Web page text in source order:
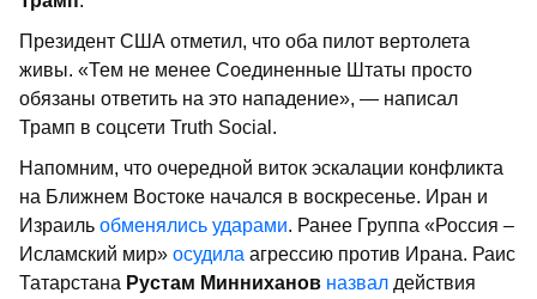
Президент США отметил, что оба пилот вертолета
живы. «Тем не менее Соединенные Штаты просто
обязаны ответить на это нападение», — написал
Трамп в соцсети Truth Social.
Напомним, что очередной виток эскалации конфликта
на Ближнем Востоке начался в воскресенье. Иран и
Израиль обменялись ударами. Ранее Группа «Россия –
Исламский мир» осудила агрессию против Ирана. Раис
Татарстана Рустам Минниханов назвал действия